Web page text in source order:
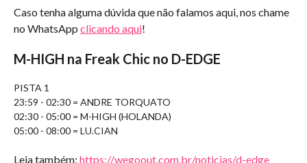
Caso tenha alguma dúvida que não falamos aqui, nos chame
no WhatsApp clicando aqui!
M-HIGH na Freak Chic no D-EDGE
PISTA 1
23:59 - 02:30 = ANDRE TORQUATO
02:30 - 05:00 = M-HIGH (HOLANDA)
05:00 - 08:00 = LU.CIAN
Leia também: https://wegoout.com.br/noticias/d-edge